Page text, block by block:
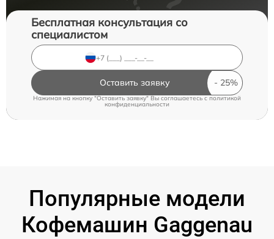
Бесплатная консультация со
специалистом
Оставить заявку
Нажимая на кнопку "Оставить заявку" Вы соглашаетесь c политикой
конфиденциальности
Популярные модели
Кофемашин Gaggenau